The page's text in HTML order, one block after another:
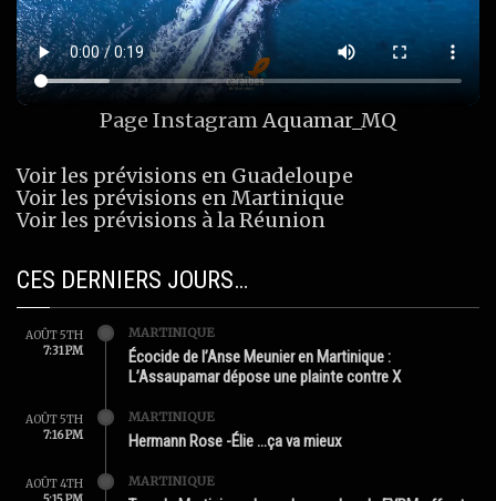
Page InstagramAquamar_MQ
Voir les prévisions en Guadeloupe
Voir les prévisions en Martinique
Voir les prévisions à la Réunion
CES DERNIERS JOURS…
AOÛT 5TH
7:31 PM
MARTINIQUE
Écocide de l’Anse Meunier en Martinique :
L’Assaupamar dépose une plainte contre X
AOÛT 5TH
7:16 PM
MARTINIQUE
Hermann Rose -Élie …ça va mieux
AOÛT 4TH
MARTINIQUE